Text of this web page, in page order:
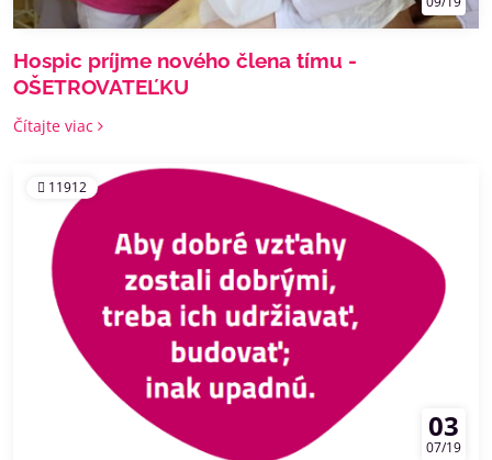
Hospic príjme nového člena tímu -
OŠETROVATEĽKU
Čítajte viac
11912
03
07/19